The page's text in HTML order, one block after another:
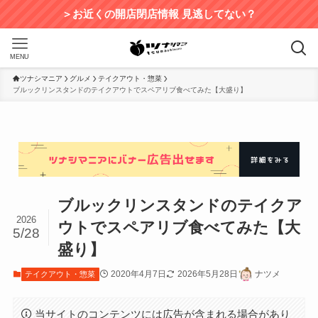
＞お近くの開店閉店情報 見逃してない？
MENU
ツナシマニア グルメ
テイクアウト・惣菜
ブルックリンスタンドのテイクアウトでスペアリブ食べてみた【大盛り】
ブルックリンスタンドのテイクア
ウトでスペアリブ食べてみた【大
盛り】
2026
5/28
テイクアウト・惣菜 2020年4月7日 2026年5月28日 ナツメ
当サイトのコンテンツには広告が含まれる場合があり